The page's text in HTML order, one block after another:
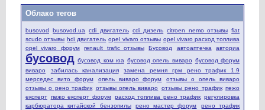
Облако тегов
busovod busovod.ua cdi двигатель cdi дизель citroen nemo отзывы fiat
scudo отзывы hdi двигатель opel vivaro отзывы opel vivaro расход топлива
opel vivaro форум
renault trafic отзывы Бусовод автоаптечка авториа
бусовод бусовод ком юа бусовод опель виваро бусовод форум
виваро
забилась канализация
замена ремня грм рено трафик 1.9
мерседес вито форум
опель виваро форум
отзывы о опель виваро
отзывы о рено трафик отзывы опель виваро отзывы рено трафик пежо
експерт пежо експерт форум расход топлива рено трафик регулировка
карбюратора китайской бензопилы
рено мастер форум
рено трафик